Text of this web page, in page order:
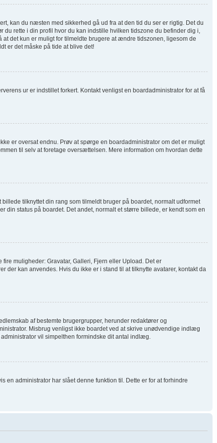
kan du næsten med sikkerhed gå ud fra at den tid du ser er rigtig. Det du
rette i din profil hvor du kan indstille hvilken tidszone du befinder dig i,
det kun er muligt for tilmeldte brugere at ændre tidszonen, ligesom de
er det måske på tide at blive det!
ur er indstillet forkert. Kontakt venligst en boardadministrator for at få
er oversat endnu. Prøv at spørge en boardadministrator om det er muligt
til selv at foretage oversættelsen. Mere information om hvordan dette
tilknyttet din rang som tilmeldt bruger på boardet, normalt udformet
status på boardet. Det andet, normalt et større billede, er kendt som en
muligheder: Gravatar, Galleri, Fjern eller Upload. Det er
der kan anvendes. Hvis du ikke er i stand til at tilknytte avatarer, kontakt da
af bestemte brugergrupper, herunder redaktører og
Misbrug venligst ikke boardet ved at skrive unødvendige indlæg
vil simpelthen formindske dit antal indlæg.
en administrator har slået denne funktion til. Dette er for at forhindre